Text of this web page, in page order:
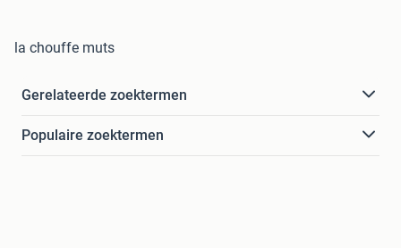
la chouffe muts
Gerelateerde zoektermen
Populaire zoektermen